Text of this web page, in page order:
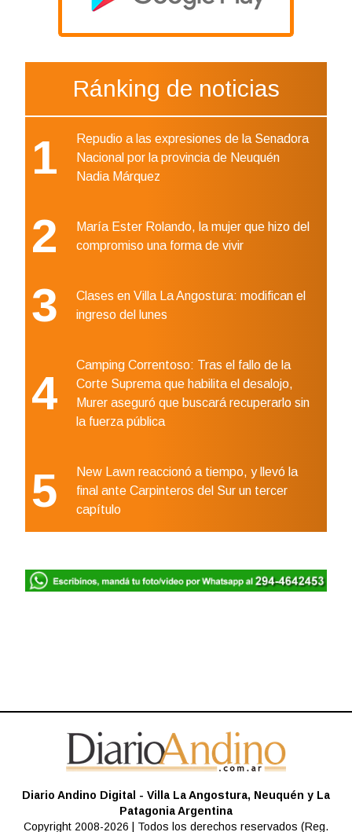
Ránking de noticias
1
Repudio a las expresiones de la Senadora
Nacional por la provincia de Neuquén
Nadia Márquez
2
María Ester Rolando, la mujer que hizo del
compromiso una forma de vivir
3
Clases en Villa La Angostura: modifican el
ingreso del lunes
4
Camping Correntoso: Tras el fallo de la
Corte Suprema que habilita el desalojo,
Murer aseguró que buscará recuperarlo sin
la fuerza pública
5
New Lawn reaccionó a tiempo, y llevó la
final ante Carpinteros del Sur un tercer
capítulo
Diario Andino Digital - Villa La Angostura, Neuquén y La
Patagonia Argentina
Copyright 2008-2026 | Todos los derechos reservados (Reg.